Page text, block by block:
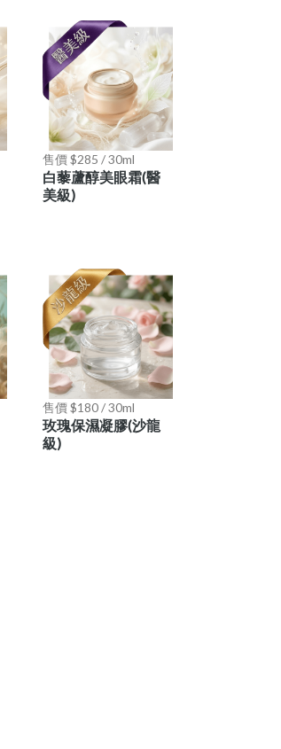
售價 $285 / 30ml
白藜蘆醇美眼霜(醫
美級)
售價 $180 / 30ml
玫瑰保濕凝膠(沙龍
級)